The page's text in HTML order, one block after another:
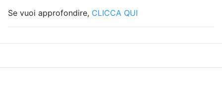
Se vuoi approfondire, CLICCA QUI